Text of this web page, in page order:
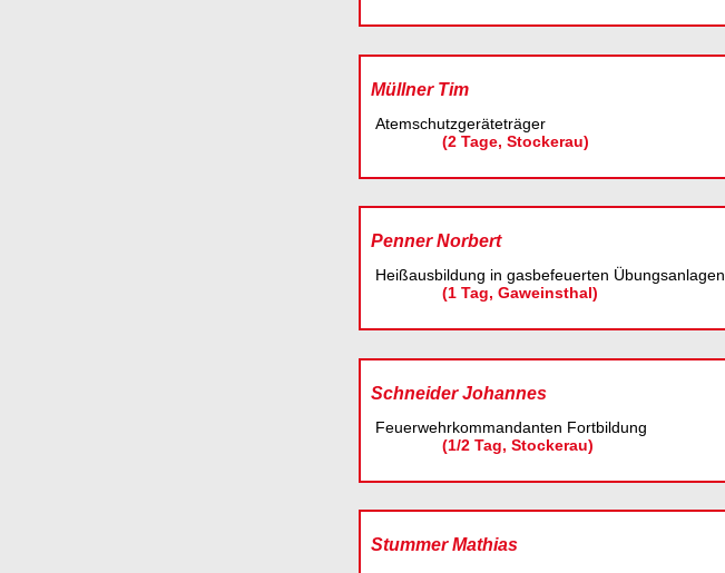
Müllner Tim
Atemschutzgeräteträger
(2 Tage, Stockerau)
Penner Norbert
Heißausbildung in gasbefeuerten Übungsanlagen
(1 Tag, Gaweinsthal)
Schneider Johannes
Feuerwehrkommandanten Fortbildung
(1/2 Tag, Stockerau)
Stummer Mathias